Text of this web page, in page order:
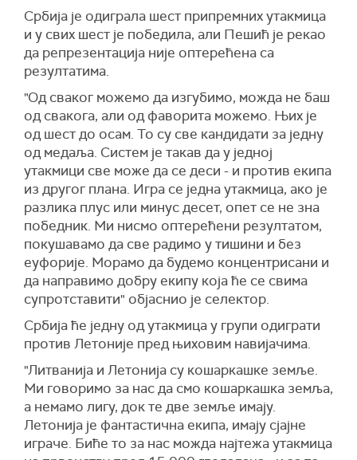
Србија је одиграла шест припремних утакмица
и у свих шест је победила, али Пешић је рекао
да репрезентација није оптерећена са
резултатима.
"Од сваког можемо да изгубимо, можда не баш
од свакога, али од фаворита можемо. Њих је
од шест до осам. То су све кандидати за једну
од медаља. Систем је такав да у једној
утакмици све може да се деси - и против екипа
из другог плана. Игра се једна утакмица, ако је
разлика плус или минус десет, опет се не зна
победник. Ми нисмо оптерећени резултатом,
покушавамо да све радимо у тишини и без
еуфорије. Морамо да будемо концентрисани и
да направимо добру екипу која ће се свима
супротставити" објаснио је селектор.
Србија ће једну од утакмица у групи одиграти
против Летоније пред њиховим навијачима.
"Литванија и Летонија су кошаркашке земље.
Ми говоримо за нас да смо кошаркашка земља,
а немамо лигу, док те две земље имају.
Летонија је фантастична екипа, имају сјајне
играче. Биће то за нас можда најтежа утакмица